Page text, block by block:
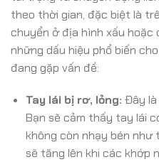
theo thời gian, đặc biệt là
chuyển ở địa hình xấu hoặc
những dấu hiệu phổ biến
đang gặp vấn đề:
Tay lái bị rơ, lỏng: Đây là
Bạn sẽ cảm thấy tay lái
không còn nhạy bén
sẽ tăng lên khi các khớp